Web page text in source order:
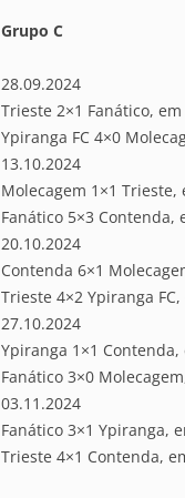
Grupo C
28.09.2024
Trieste 2×1 Fanático,
Ypiranga FC 4×0
13.10.2024
Molecagem 1×1 Trieste,
Fanático 5×3 Contenda,
20.10.2024
Contenda 6×1
Trieste 4×2 Ypiranga
27.10.2024
Ypiranga 1×1 Contenda,
Fanático 3×0
03.11.2024
Fanático 3×1 Ypiranga,
Trieste 4×1 Contenda,